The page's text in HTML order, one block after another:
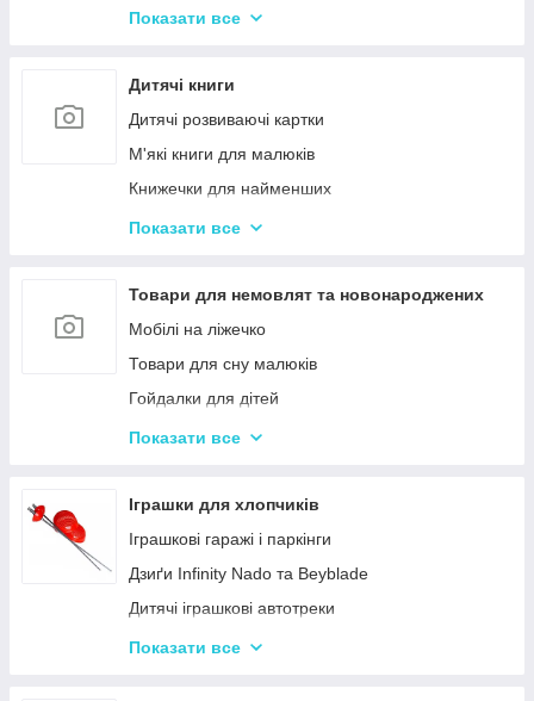
Іграшки з музичними ефектами
Машинки іграшкові для дітей
Дитяче кермо
Іграшка Неваляшка
Каталки з ручкою і на мотузочці
Розвиваючі килимки
Магнітна риболовля для дітей
Стрибуни для дітей
Показати все
Дитячі книги
Дитячі розвиваючі картки
М'які книги для малюків
Книжечки для найменших
Книги з наклейками
Книги для дітей початкових класів
Книги для підлітків
Енциклопедії для дітей
Показати все
Товари для немовлят та новонароджених
Мобілі на ліжечко
Товари для сну малюків
Гойдалки для дітей
Дитячі горщики
Розвиваючі килимки для немовлят
Нічні світильники для немовлят
Дитячий посуд
Дитяча гігієна та догляд
Дитяча безпека
Показати все
Іграшки для хлопчиків
Іграшкові гаражі і паркінги
Дзиґи Infinity Nado та Beyblade
Дитячі іграшкові автотреки
Іграшкова залізниця та потяги
Показати все